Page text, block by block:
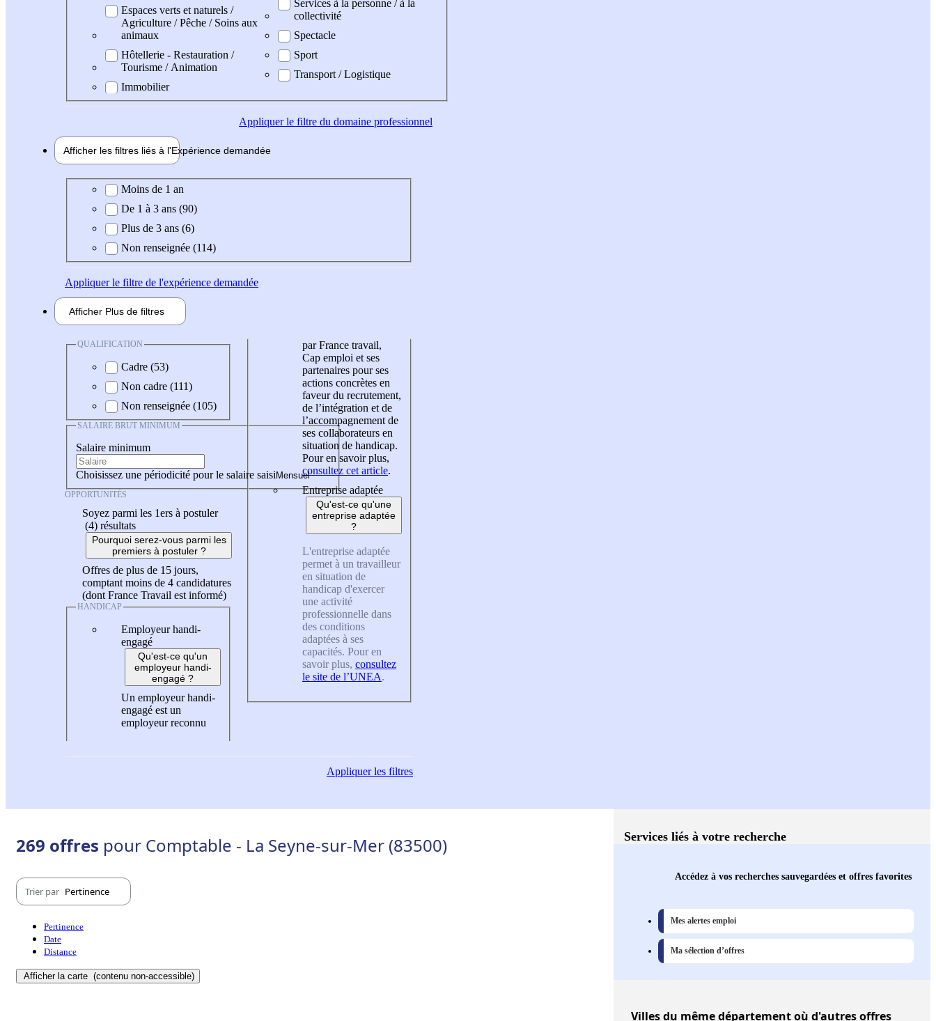
Espaces verts et naturels /
Agriculture / Pêche / Soins aux
animaux
Hôtellerie - Restauration /
Tourisme / Animation
Immobilier
Services à la personne / à la
collectivité
Spectacle
Sport
Transport / Logistique
Appliquerle filtre du domaine professionnel
Afficher les filtres liés à l'Expérience demandée
Expérience demandée
Moins de 1 an
De 1 à 3 ans (90)
Plus de 3 ans (6)
Non renseignée (114)
Appliquerle filtre de l'expérience demandée
Afficher Plus de filtres
QUALIFICATION
Cadre (53)
Non cadre (111)
Non renseignée (105)
SALAIRE BRUT MINIMUM
Salaire minimum
Choisissez une périodicité pour le salaire saisi
OPPORTUNITÉS
Soyez parmi les 1ers à postuler
(4) résultats
Pourquoi serez-vous parmi les
premiers à postuler ?
Offres de plus de 15 jours,
comptant moins de 4 candidatures
(dont France Travail est informé)
HANDICAP
Employeur handi-
engagé
Qu'est-ce qu'un
employeur handi-
engagé ?
Un employeur handi-
engagé est un
employeur reconnu
par France travail,
Cap emploi et ses
partenaires pour ses
actions concrètes en
faveur du recrutement,
de l’intégration et de
l’accompagnement de
ses collaborateurs en
situation de handicap.
Pour en savoir plus,
consultez cet article.
Entreprise adaptée
Qu'est-ce qu'une
entreprise adaptée
?
L'entreprise adaptée
permet à un travailleur
en situation de
handicap d'exercer
une activité
professionnelle dans
des conditions
adaptées à ses
capacités. Pour en
savoir plus, consultez
le site de l’UNEA.
Appliquerles filtres
269 offres pour Comptable - La Seyne-sur-Mer (83500)
Trier par Pertinence
Pertinence
Date
Distance
Afficher la carte (contenu non-accessible)
Services liés à votre recherche
Accédez à vos recherches sauvegardées et offres favorites
Mes alertes emploi
Ma sélection d’offres
Villesdu même département où d'autres offres